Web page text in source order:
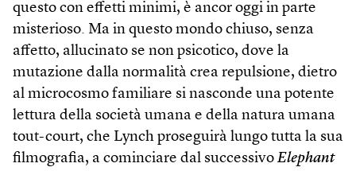
questo con effetti minimi, è ancor oggi in parte
misterioso. Ma in questo mondo chiuso, senza
affetto, allucinato se non psicotico, dove la
mutazione dalla normalità crea repulsione, dietro
al microcosmo familiare si nasconde una potente
lettura della società umana e della natura umana
tout-court, che Lynch proseguirà lungo tutta la sua
filmografia, a cominciare dal successivo Elephant